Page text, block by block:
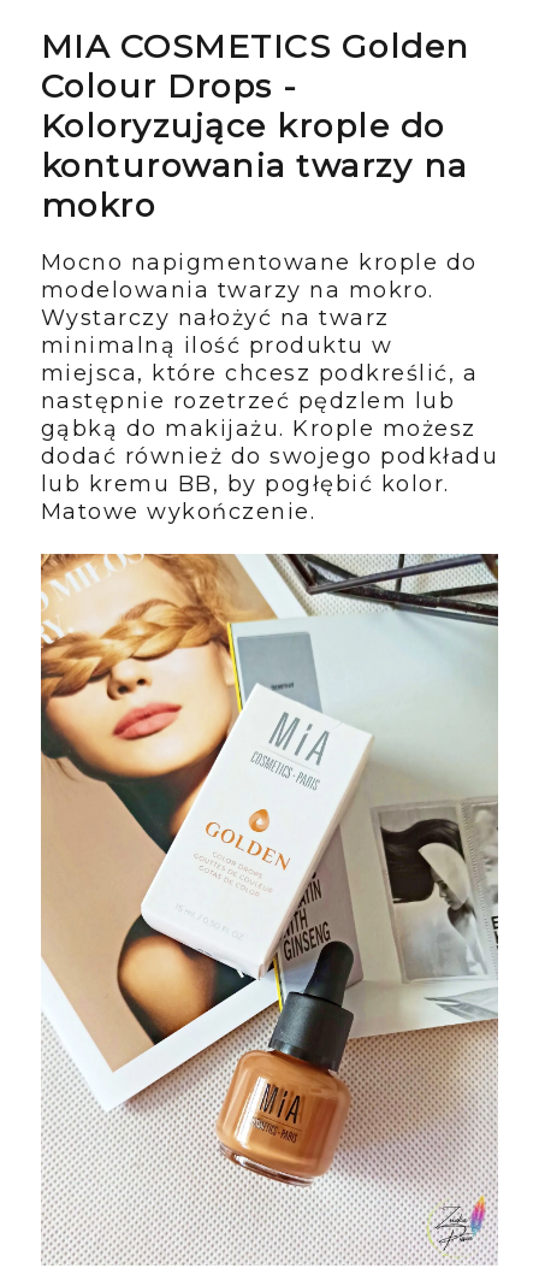
MIA COSMETICS Golden
Colour Drops -
Koloryzujące krople do
konturowania twarzy na
mokro
Mocno napigmentowane krople do
modelowania twarzy na mokro.
Wystarczy nałożyć na twarz
minimalną ilość produktu w
miejsca, które chcesz podkreślić, a
następnie rozetrzeć pędzlem lub
gąbką do makijażu. Krople możesz
dodać również do swojego podkładu
lub kremu BB, by pogłębić kolor.
Matowe wykończenie.